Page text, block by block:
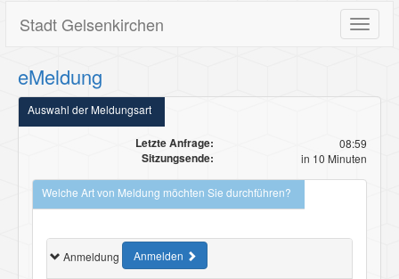
Toggle
Stadt Gelsenkirchen
eMeldung
Auswahl der Meldungsart
Letzte Anfrage: 08:59
Sitzungsende: in 10 Minuten
Welche Art von Meldung möchten Sie durchführen?
Anmeldung Anmelden